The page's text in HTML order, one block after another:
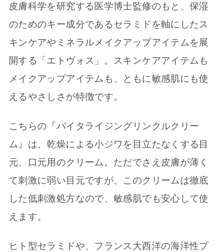
皮膚科学を研究する医学博士監修のもと、保湿
のためのキー成分であるセラミドを軸にしたス
キンケアやミネラルメイクアップアイテムを展
開する「エトヴォス」。スキンケアアイテムも
メイクアップアイテムも、ともに敏感肌にも使
えるやさしさが特徴です。
こちらの『バイタライジングリンクルクリー
ム』は、乾燥による小ジワを目立たなくする目
元、口元用のクリーム。ただでさえ皮膚が薄く
て刺激に弱い目元ですが、このクリームは徹底
した低刺激処方なので、敏感肌でも安心して使
えます。
ヒト型セラミドや、フランス大西洋の海洋性プ